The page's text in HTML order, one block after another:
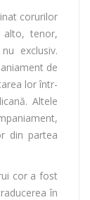
corurilor
tenor,
exclusiv.
de
lor într-
Altele
din partea
cor a fost
în